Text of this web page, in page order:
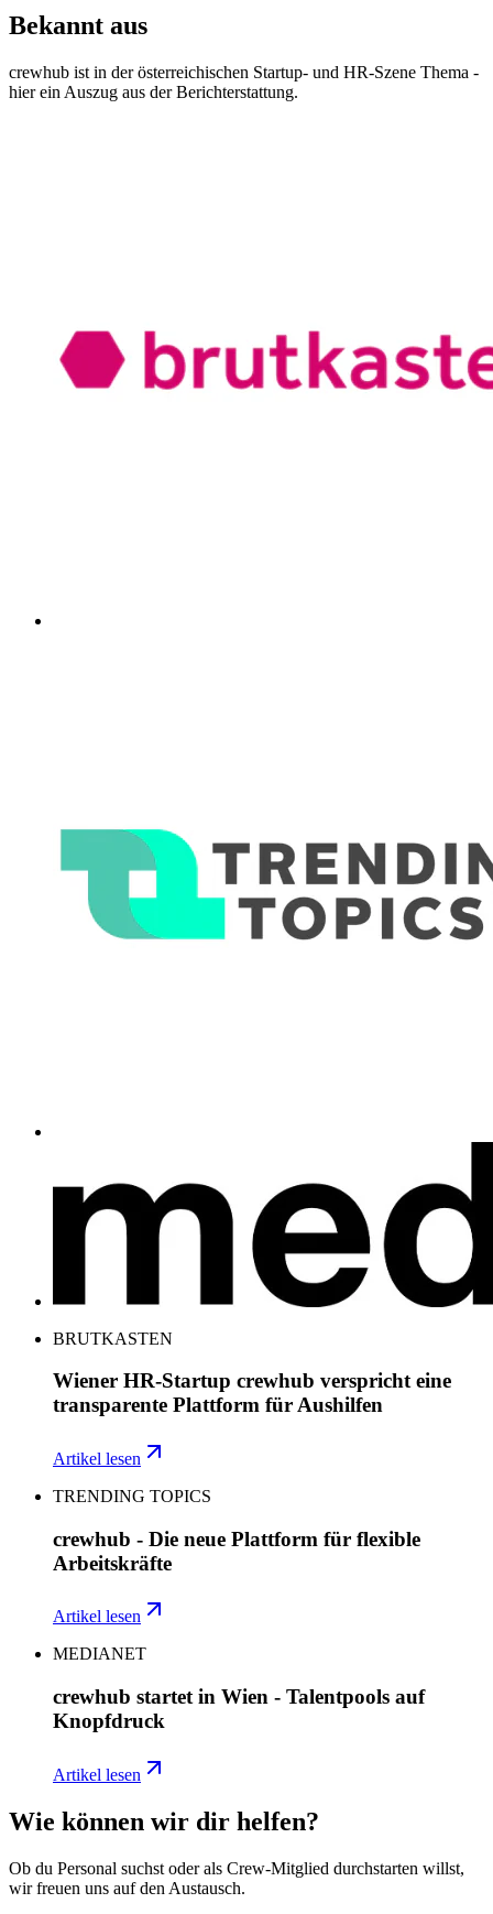
Bekannt aus
crewhub ist in der österreichischen Startup- und HR-Szene Thema -
hier ein Auszug aus der Berichterstattung.
BRUTKASTEN
Wiener HR-Startup crewhub verspricht eine
transparente Plattform für Aushilfen
Artikel lesen
TRENDING TOPICS
crewhub - Die neue Plattform für flexible
Arbeitskräfte
Artikel lesen
MEDIANET
crewhub startet in Wien - Talentpools auf
Knopfdruck
Artikel lesen
Wie können wir dir helfen?
Ob du Personal suchst oder als Crew-Mitglied durchstarten willst,
wir freuen uns auf den Austausch.